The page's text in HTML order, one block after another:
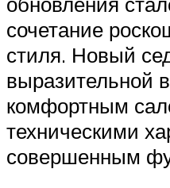
сочетание
стиля. Новый
выразительной
комфортным
техническими
совершенным